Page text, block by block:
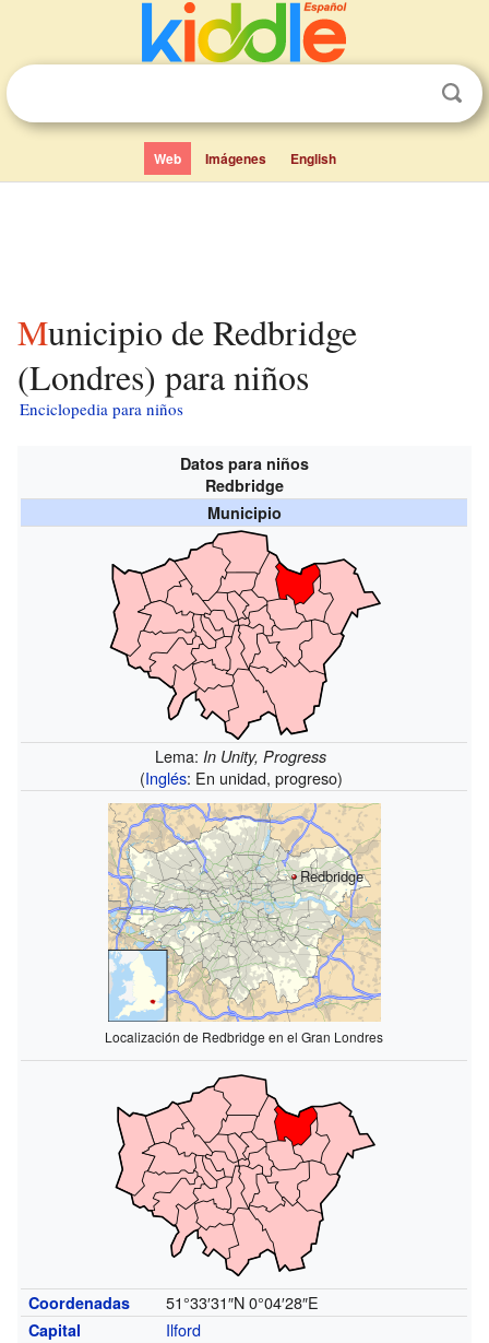
Web Imágenes English
Municipio de Redbridge
(Londres) para niños
Enciclopedia para niños
Datos para niños
Redbridge
Municipio
Lema: In Unity, Progress
(Inglés: En unidad, progreso)
Redbridge
Localización de Redbridge en el Gran Londres
Coordenadas 51°33′31″N 0°04′28″E
Capital Ilford